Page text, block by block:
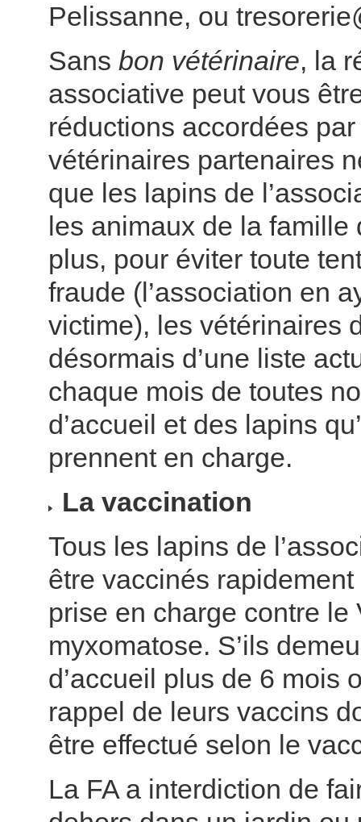
Pelissanne, ou
Sans bon vétérinaire, la
associative peut vous
réductions accordées
vétérinaires partenaires
que les lapins de
les animaux de la famille
plus, pour éviter toute
fraude (l’association en
victime), les vétérinaires
désormais d’une liste
chaque mois de toutes
d’accueil et des lapins
prennent en charge.
La vaccination
Tous les lapins de
être vaccinés
prise en charge contre le
myxomatose. S’ils
d’accueil plus de 6 mois
rappel de leurs vaccins
être effectué selon le
La FA a interdiction de